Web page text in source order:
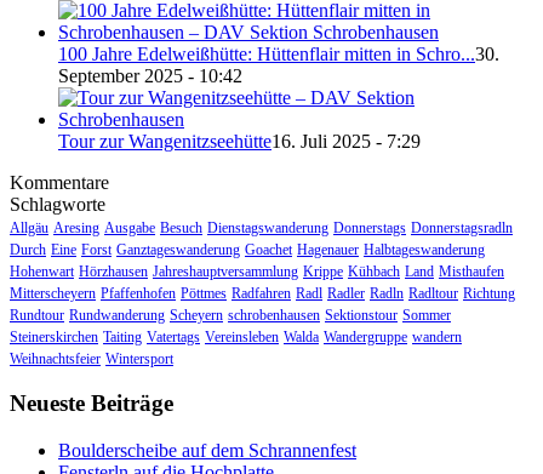
100 Jahre Edelweißhütte: Hüttenflair mitten in Schro...30.
September 2025 - 10:42
Tour zur Wangenitzseehütte16. Juli 2025 - 7:29
Kommentare
Schlagworte
Allgäu Aresing Ausgabe Besuch Dienstagswanderung Donnerstags Donnerstagsradln
Durch Eine Forst Ganztageswanderung Goachet Hagenauer Halbtageswanderung
Hohenwart Hörzhausen Jahreshauptversammlung Krippe Kühbach Land Misthaufen
Mitterscheyern Pfaffenhofen Pöttmes Radfahren Radl Radler Radln Radltour Richtung
Rundtour Rundwanderung Scheyern schrobenhausen Sektionstour Sommer
Steinerskirchen Taiting Vatertags Vereinsleben Walda Wandergruppe wandern
Weihnachtsfeier Wintersport
Neueste Beiträge
Boulderscheibe auf dem Schrannenfest